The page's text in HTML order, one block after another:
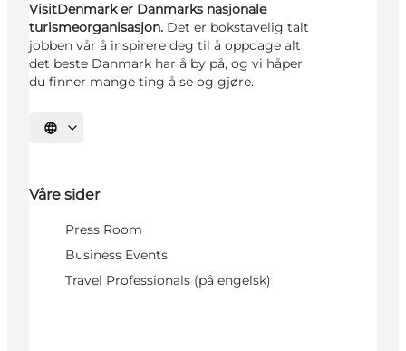
VisitDenmark er Danmarks nasjonale
turismeorganisasjon. Det er bokstavelig talt
jobben vår å inspirere deg til å oppdage alt
det beste Danmark har å by på, og vi håper
du finner mange ting å se og gjøre.
Velg språk
Våre sider
Press Room
Business Events
Travel Professionals (på engelsk)